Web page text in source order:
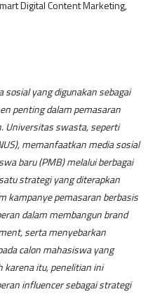
Digital Content Marketing,
yang digunakan sebagai
penting dalam pemasaran
Universitas swasta, seperti
memanfaatkan media sosial
baru (PMB) melalui berbagai
strategi yang diterapkan
kampanye pemasaran berbasis
dalam membangun brand
serta menyebarkan
calon mahasiswa yang
karena itu, penelitian ini
influencer sebagai strategi